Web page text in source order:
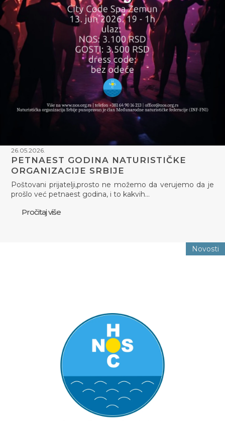
26.05.2026.
PETNAEST GODINA NATURISTIČKE
ORGANIZACIJE SRBIJE
Poštovani prijatelji,prosto ne možemo da verujemo da je
prošlo već petnaest godina, i to kakvih…
Pročitaj više
Novosti